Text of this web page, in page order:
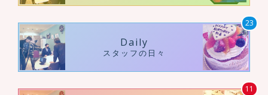
Daily
スタッフの日々
23
11